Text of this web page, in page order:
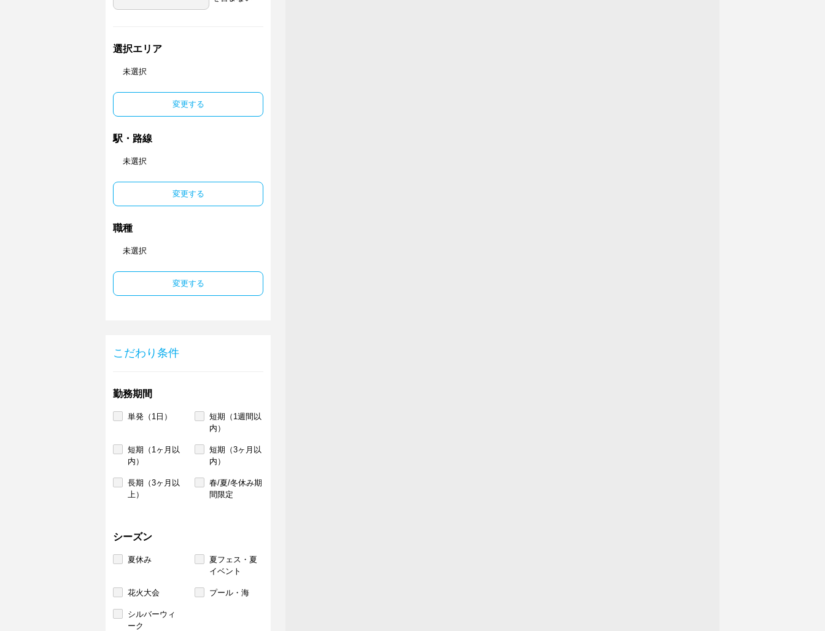
選択エリア
未選択
変更する
駅・路線
未選択
変更する
職種
未選択
変更する
こだわり条件
勤務期間
単発（1日）
短期（1週間以
内）
短期（1ヶ月以
内）
短期（3ヶ月以
内）
長期（3ヶ月以
上）
春/夏/冬休み期
間限定
シーズン
夏休み
夏フェス・夏
イベント
花火大会 プール・海
シルバーウィ
ーク